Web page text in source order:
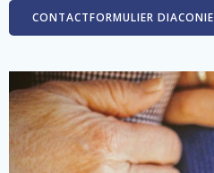
CONTACTFORMULIER DIACONIE